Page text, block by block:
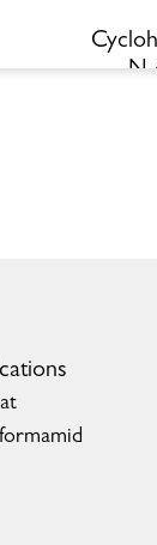
N-